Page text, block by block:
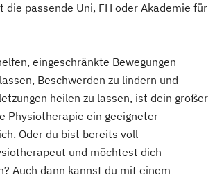
passende Uni, FH oder Akademie für
eingeschränkte Bewegungen
Beschwerden zu lindern und
heilen zu lassen, ist dein großer
Physiotherapie ein geeigneter
Oder du bist bereits voll
und möchtest dich
Auch dann kannst du mit einem